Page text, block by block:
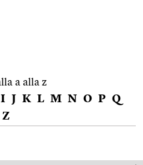
a alla z
I J K L M N O P Q
Z